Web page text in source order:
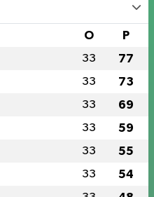
O P
33 77
33 73
33 69
33 59
33 55
33 54